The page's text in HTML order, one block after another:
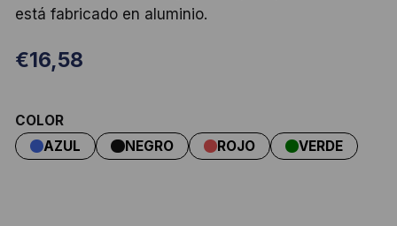
está fabricado en aluminio.
€16,58
COLOR